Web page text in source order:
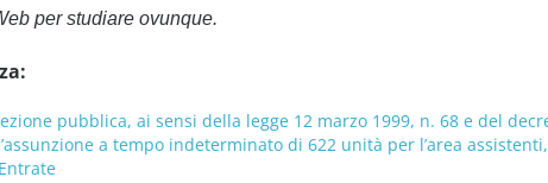
per studiare ovunque.
pubblica, ai sensi della legge 12 marzo 1999, n. 68 e del
a tempo indeterminato di 622 unità per l’area